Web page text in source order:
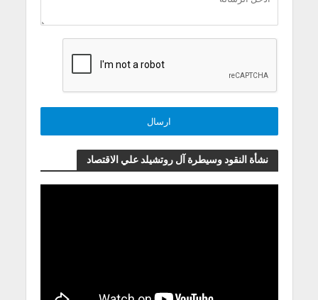
نشأة النقود وسيطرة آل روتشيلد علي الاقتصاد